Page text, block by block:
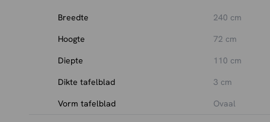
Breedte
240 cm
Hoogte
72 cm
Diepte
110 cm
Dikte tafelblad
3 cm
Vorm tafelblad
Ovaal